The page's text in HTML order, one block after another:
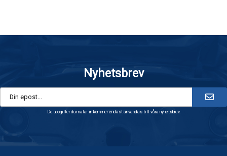
Nyhetsbrev
De uppgifter du matar in kommer endast användas till våra nyhetsbrev.